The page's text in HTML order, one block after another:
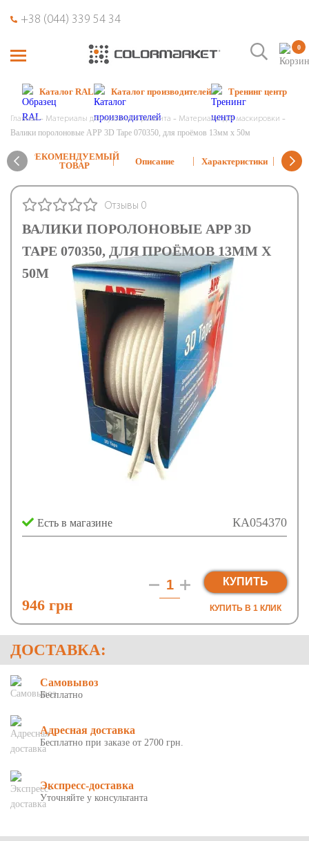
+38 (044) 339 54 34
0
Каталог RAL Каталог производителей Тренинг центр
Главная Материалы для кузовного ремонта Материалы для маскировки
Валики поролоновые APP 3D Tape 070350, для проёмов 13мм х 50м
РЕКОМЕНДУЕМЫЙ
ТОВАР
Описание Характеристики
ВАЛИКИ ПОРОЛОНОВЫЕ APP 3D
TAPE 070350, ДЛЯ ПРОЁМОВ 13ММ Х
50М
Отзывы 0
КА054370
Есть в магазине
946 грн
КУПИТЬ
КУПИТЬ В 1 КЛИК
ДОСТАВКА:
Самовывоз
Бесплатно
Адресная доставка
Бесплатно при заказе от 2700 грн.
Экспресс-доставка
Уточняйте у консультанта